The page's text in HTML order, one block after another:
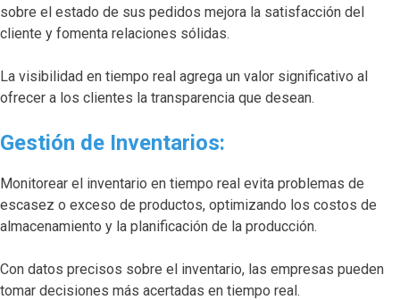
sobre el estado de sus pedidos mejora la satisfacción del
cliente y fomenta relaciones sólidas.
La visibilidad en tiempo real agrega un valor significativo al
ofrecer a los clientes la transparencia que desean.
Gestión de Inventarios:
Monitorear el inventario en tiempo real evita problemas de
escasez o exceso de productos, optimizando los costos de
almacenamiento y la planificación de la producción.
Con datos precisos sobre el inventario, las empresas pueden
tomar decisiones más acertadas en tiempo real.